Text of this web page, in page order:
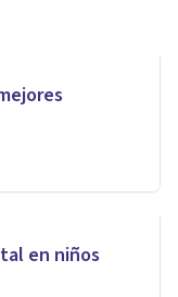
en niños